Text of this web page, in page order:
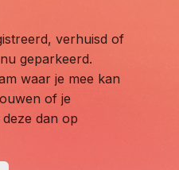
verhuisd of
geparkeerd.
waar je mee kan
of je
dan op